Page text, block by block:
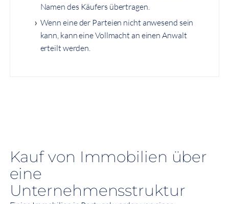
Namen des Käufers übertragen.
Wenn eine der Parteien nicht anwesend sein
kann, kann eine Vollmacht an einen Anwalt
erteilt werden.
Kauf von Immobilien über
eine
Unternehmensstruktur